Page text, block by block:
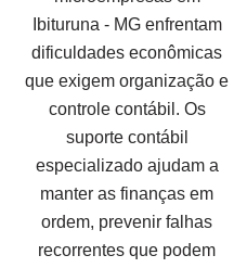
Ibituruna - MG enfrentam
dificuldades econômicas
que exigem organização e
controle contábil. Os
suporte contábil
especializado ajudam a
manter as finanças em
ordem, prevenir falhas
recorrentes que podem